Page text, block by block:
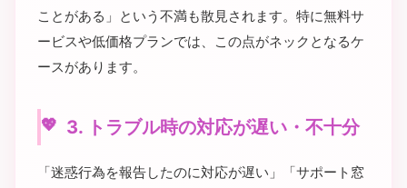
ことがある」という不満も散見されます。特に無料サ
ービスや低価格プランでは、この点がネックとなるケ
ースがあります。
3. トラブル時の対応が遅い・不十分
「迷惑行為を報告したのに対応が遅い」「サポート窓